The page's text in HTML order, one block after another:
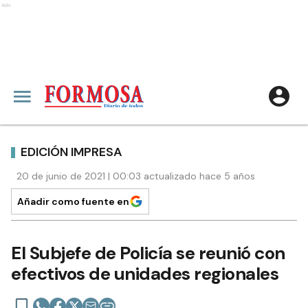
Ads
EDICIÓN IMPRESA
20 de junio de 2021 | 00:03 actualizado hace 5 años
Añadir como fuente en
El Subjefe de Policía se reunió con
efectivos de unidades regionales